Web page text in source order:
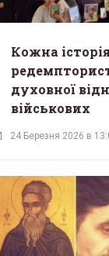
Кожна
духовної
військових
24 Березня 2026 в